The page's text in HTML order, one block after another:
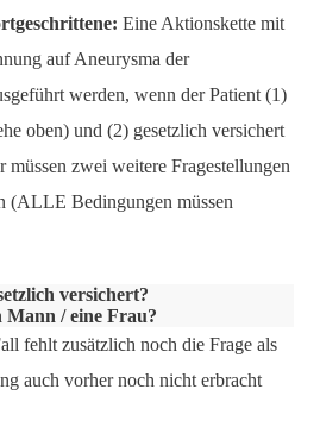
Eine Aktionskette mit
auf Aneurysma der
werden, wenn der Patient (1)
oben) und (2) gesetzlich versichert
zwei weitere Fragestellungen
(ALLE Bedingungen müssen
versichert?
Mann / eine Frau?
fehlt zusätzlich noch die Frage als
auch vorher noch nicht erbracht